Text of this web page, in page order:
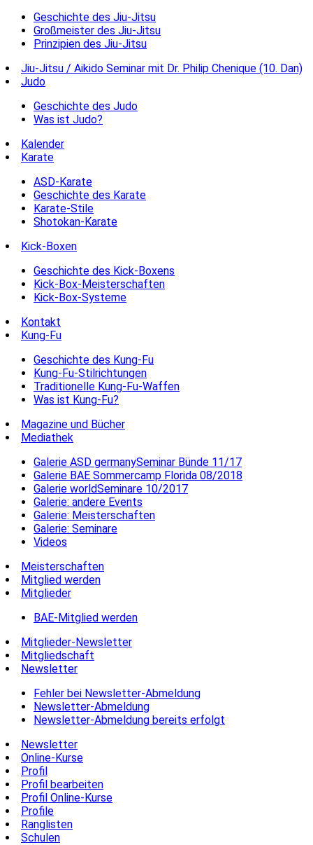
Geschichte des Jiu-Jitsu
Großmeister des Jiu-Jitsu
Prinzipien des Jiu-Jitsu
Jiu-Jitsu / Aikido Seminar mit Dr. Philip Chenique (10. Dan)
Judo
Geschichte des Judo
Was ist Judo?
Kalender
Karate
ASD-Karate
Geschichte des Karate
Karate-Stile
Shotokan-Karate
Kick-Boxen
Geschichte des Kick-Boxens
Kick-Box-Meisterschaften
Kick-Box-Systeme
Kontakt
Kung-Fu
Geschichte des Kung-Fu
Kung-Fu-Stilrichtungen
Traditionelle Kung-Fu-Waffen
Was ist Kung-Fu?
Magazine und Bücher
Mediathek
Galerie ASD germanySeminar Bünde 11/17
Galerie BAE Sommercamp Florida 08/2018
Galerie worldSeminare 10/2017
Galerie: andere Events
Galerie: Meisterschaften
Galerie: Seminare
Videos
Meisterschaften
Mitglied werden
Mitglieder
BAE-Mitglied werden
Mitglieder-Newsletter
Mitgliedschaft
Newsletter
Fehler bei Newsletter-Abmeldung
Newsletter-Abmeldung
Newsletter-Abmeldung bereits erfolgt
Newsletter
Online-Kurse
Profil
Profil bearbeiten
Profil Online-Kurse
Profile
Ranglisten
Schulen